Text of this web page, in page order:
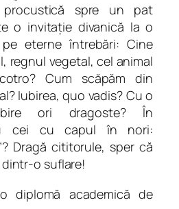
spre un pat
o invitație divanică la o
eterne întrebări: Cine
regnul vegetal, cel animal
Cum scăpăm din
Iubirea, quo vadis? Cu o
ori dragoste? În
cei cu capul în nori:
Dragă cititorule, sper că
o suflare!
diplomă academică de